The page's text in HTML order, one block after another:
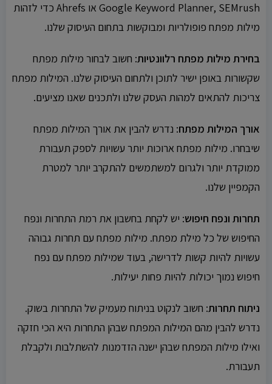
Google Keyword Planner, SEMrush או Ahrefs כדי לזהות
מילות מפתח פופולריות ומבוקשות בתחום העיסוק שלנו.
בחירת מילות מפתח רלוונטיות: חשוב לבחור מילות מפתח
שקשורות באופן ישיר לתוכן ולתחום העיסוק שלנו. המילות מפתח
צריכות להתאים למהות העסק שלנו ולתכנים שאנו מציעים.
אורך המילות מפתח: נדרש להבין את אורך המילות מפתח
שיבחרו. מילות מפתח ארוכות יותר עשויות לספק תעבורת
ממוקדת יותר ולגרום למשתמשים להתקרב יותר למטרת
הקמפיין שלנו.
תחרות ונפח חיפוש: יש לקחת בחשבון את רמת התחרות ונפח
החיפוש של כל מילת מפתח. מילות מפתח עם תחרות גבוהה
עשויות להיות קשות לדרישה, בעוד שמילות מפתח עם נפח
חיפוש נמוך יכולות להיות פחות יעילות.
ניתוח תחרות: חשוב לנקוט בניתוח מעמיק של התחרות בשוק.
נדרש להבין מהם המילות המפתח שבהן התחרות היא הכי חזקה
ואילו מילות המפתח שבהן ישנה הזדמנות להשתלבות ולקבלת
תעבורת.